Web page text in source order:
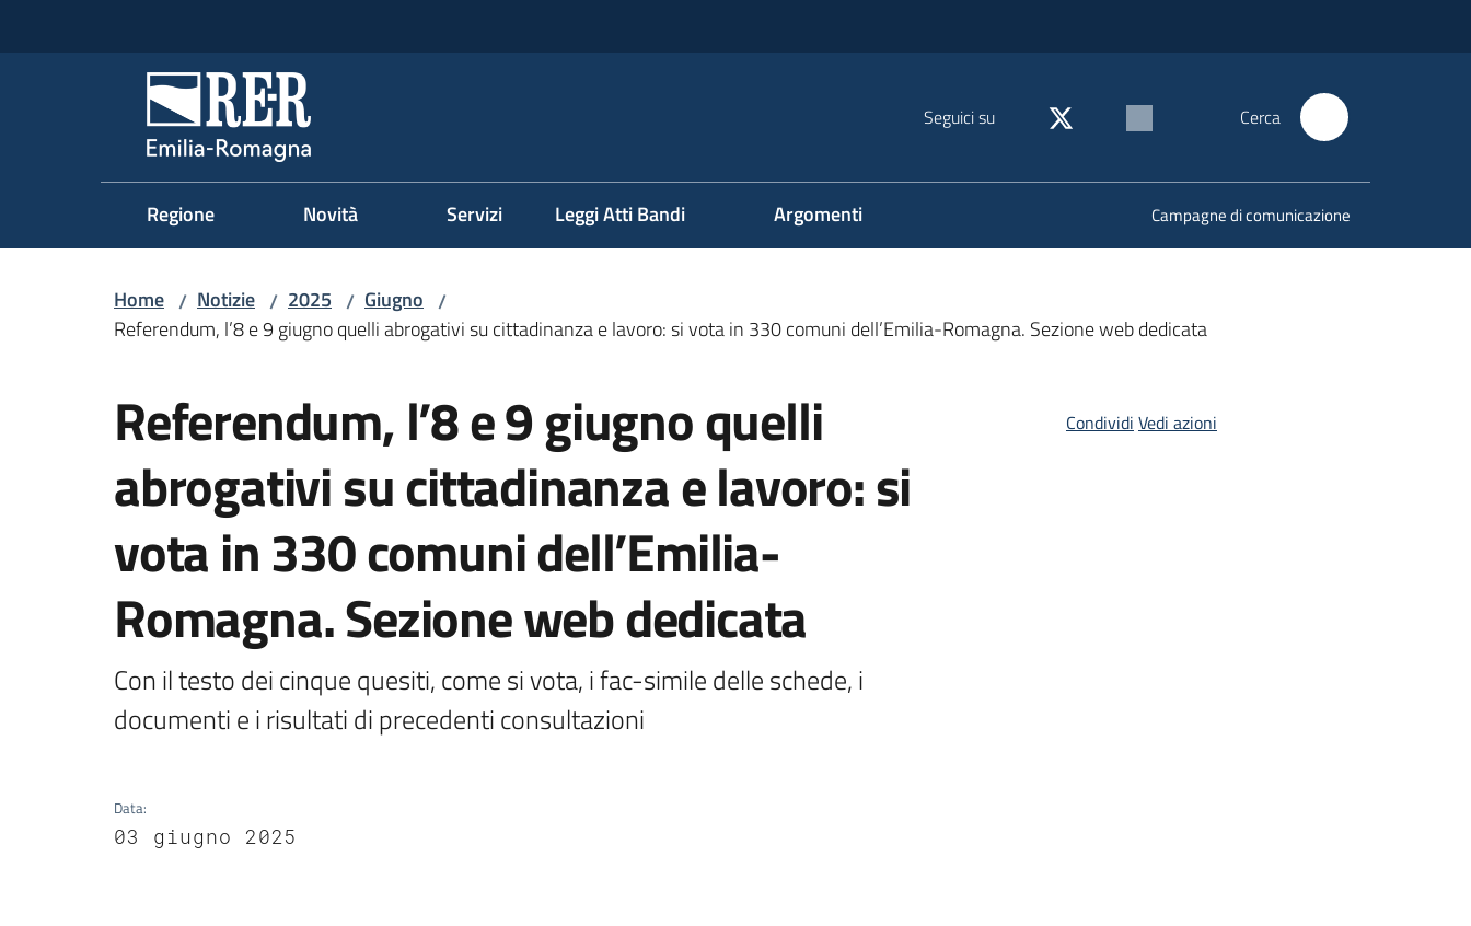
Regione Emilia-Romagna Seguici su Cerca
Regione Novità Servizi Leggi Atti Bandi Argomenti Campagne di comunicazione
Home / Notizie / 2025 / Giugno /
Referendum, l’8 e 9 giugno quelli abrogativi su cittadinanza e lavoro: si vota in 330 comuni dell’Emilia-Romagna. Sezione web dedicata
Referendum, l’8 e 9 giugno quelli
abrogativi su cittadinanza e lavoro: si
vota in 330 comuni dell’Emilia-
Romagna. Sezione web dedicata
Con il testo dei cinque quesiti, come si vota, i fac-simile delle schede, i
documenti e i risultati di precedenti consultazioni
Data:
03 giugno 2025
Condividi Vedi azioni